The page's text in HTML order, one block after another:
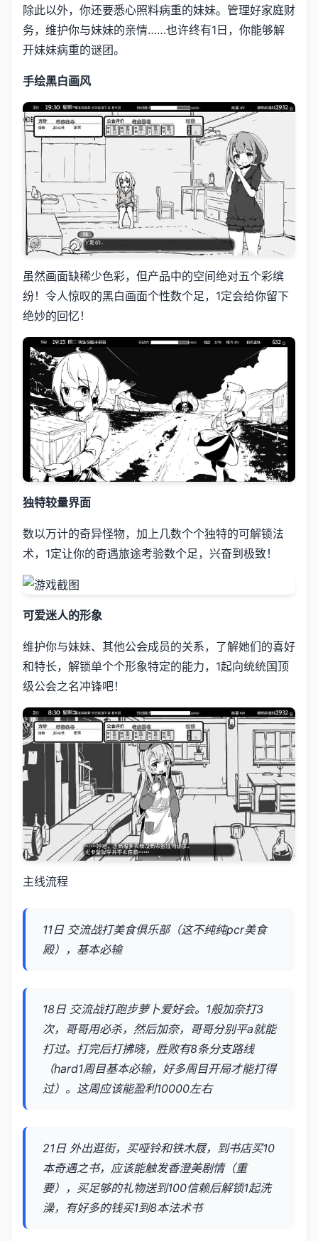
除此以外，你还要悉心照料病重的妹妹。管理好家庭财
务，维护你与妹妹的亲情……也许终有1日，你能够解
开妹妹病重的谜团。
手绘黑白画风
虽然画面缺稀少色彩，但产品中的空间绝对五个彩缤
纷！令人惊叹的黑白画面个性数个足，1定会给你留下
绝妙的回忆！
独特较量界面
数以万计的奇异怪物，加上几数个个独特的可解锁法
术，1定让你的奇遇旅途考验数个足，兴奋到极致！
可爱迷人的形象
维护你与妹妹、其他公会成员的关系，了解她们的喜好
和特长，解锁单个个形象特定的能力，1起向统统国顶
级公会之名冲锋吧！
主线流程
11日 交流战打美食俱乐部（这不纯纯pcr美食
殿），基本必输
18日 交流战打跑步萝卜爱好会。1般加奈打3
次，哥哥用必杀，然后加奈，哥哥分别平a就能
打过。打完后打拂晓，胜败有8条分支路线
（hard1周目基本必输，好多周目开局才能打得
过）。这周应该能盈利10000左右
21日 外出逛街，买哑铃和铁木屐，到书店买10
本奇遇之书，应该能触发香澄美剧情（重
要），买足够的礼物送到100信赖后解锁1起洗
澡，有好多的钱买1到8本法术书